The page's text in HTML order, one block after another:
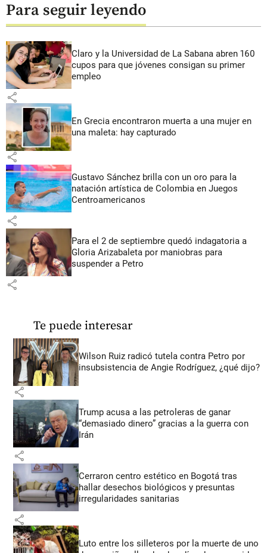
Para seguir leyendo
Claro y la Universidad de La Sabana abren 160
cupos para que jóvenes consigan su primer
empleo
share
En Grecia encontraron muerta a una mujer en
una maleta: hay capturado
share
Gustavo Sánchez brilla con un oro para la
natación artística de Colombia en Juegos
Centroamericanos
share
Para el 2 de septiembre quedó indagatoria a
Gloria Arizabaleta por maniobras para
suspender a Petro
share
Te puede interesar
Wilson Ruiz radicó tutela contra Petro por
insubsistencia de Angie Rodríguez, ¿qué dijo?
share
Trump acusa a las petroleras de ganar
“demasiado dinero” gracias a la guerra con
Irán
share
Cerraron centro estético en Bogotá tras
hallar desechos biológicos y presuntas
irregularidades sanitarias
share
Luto entre los silleteros por la muerte de uno